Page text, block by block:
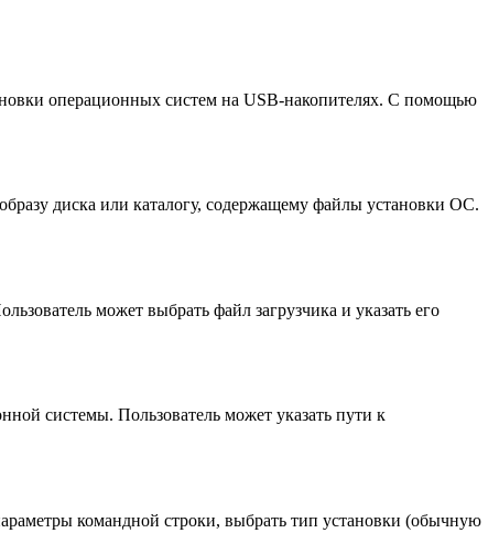
операционных систем на USB-накопителях. С помощью
диска или каталогу, содержащему файлы установки ОС.
может выбрать файл загрузчика и указать его
системы. Пользователь может указать пути к
командной строки, выбрать тип установки (обычную